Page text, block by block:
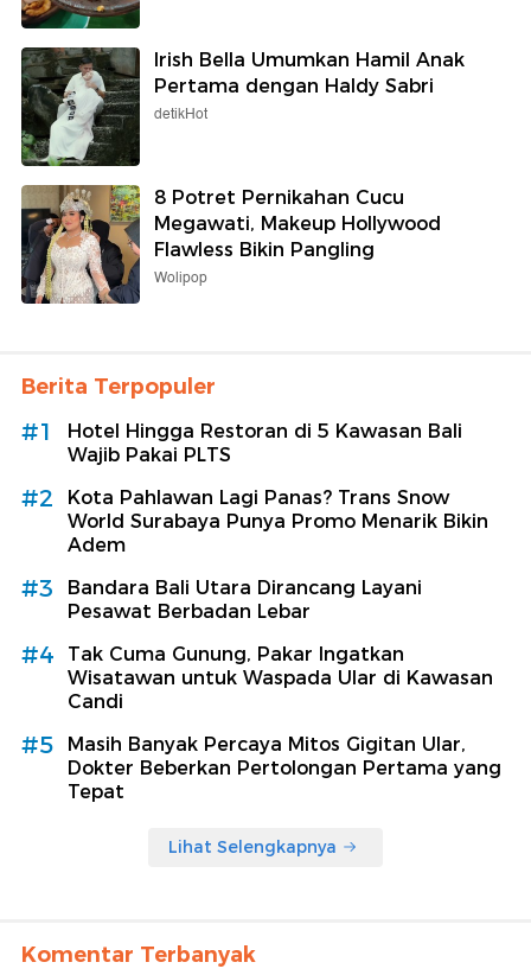
Irish Bella Umumkan Hamil Anak
Pertama dengan Haldy Sabri
detikHot
8 Potret Pernikahan Cucu
Megawati, Makeup Hollywood
Flawless Bikin Pangling
Wolipop
Berita Terpopuler
#1
Hotel Hingga Restoran di 5 Kawasan Bali
Wajib Pakai PLTS
#2
Kota Pahlawan Lagi Panas? Trans Snow
World Surabaya Punya Promo Menarik Bikin
Adem
#3
Bandara Bali Utara Dirancang Layani
Pesawat Berbadan Lebar
#4
Tak Cuma Gunung, Pakar Ingatkan
Wisatawan untuk Waspada Ular di Kawasan
Candi
#5
Masih Banyak Percaya Mitos Gigitan Ular,
Dokter Beberkan Pertolongan Pertama yang
Tepat
Lihat Selengkapnya
Komentar Terbanyak